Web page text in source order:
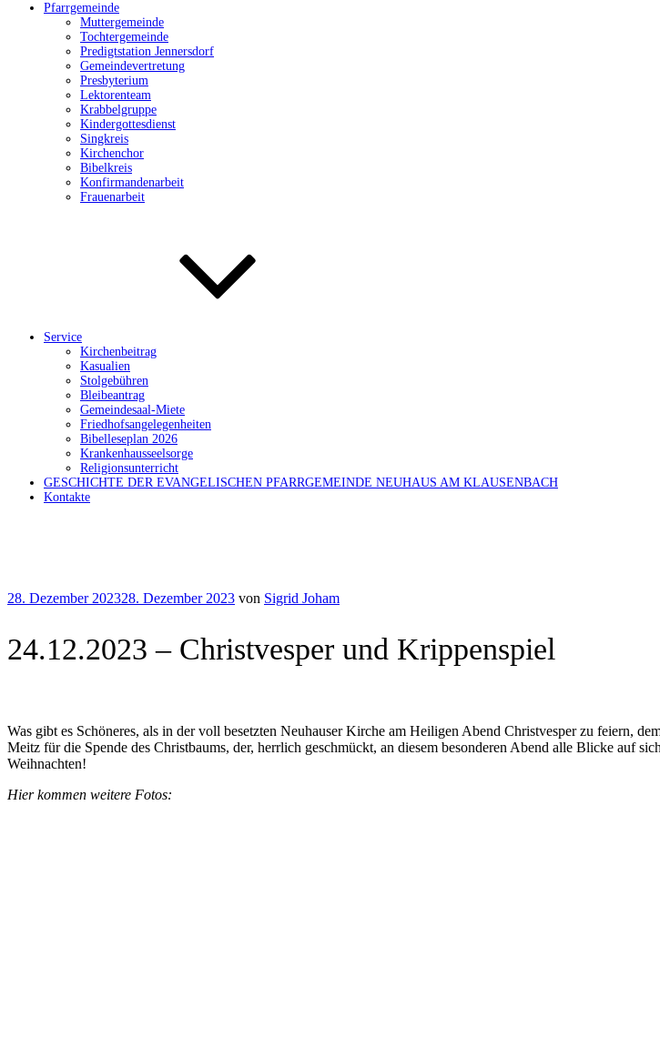
Pfarrgemeinde
Muttergemeinde
Tochtergemeinde
Predigtstation Jennersdorf
Gemeindevertretung
Presbyterium
Lektorenteam
Krabbelgruppe
Kindergottesdienst
Singkreis
Kirchenchor
Bibelkreis
Konfirmandenarbeit
Frauenarbeit
Service
Kirchenbeitrag
Kasualien
Stolgebühren
Bleibeantrag
Gemeindesaal-Miete
Friedhofsangelegenheiten
Bibelleseplan 2026
Krankenhausseelsorge
Religionsunterricht
GESCHICHTE DER EVANGELISCHEN PFARRGEMEINDE NEUHAUS AM KLAUSENBACH
Kontakte
Veröffentlicht
28. Dezember 202328. Dezember 2023 von Sigrid Joham
24.12.2023 – Christvesper und Krippenspiel
Was gibt es Schöneres, als in der voll besetzten Neuhauser Kirche am Heiligen Abend Christvesper zu feiern,
Meitz für die Spende des Christbaums, der, herrlich geschmückt, an diesem besonderen Abend alle Blicke auf
Weihnachten!
Hier kommen weitere Fotos: